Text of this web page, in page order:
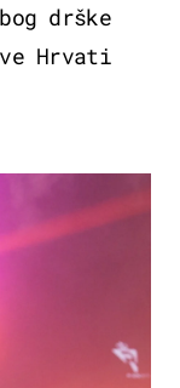
drške
Hrvati